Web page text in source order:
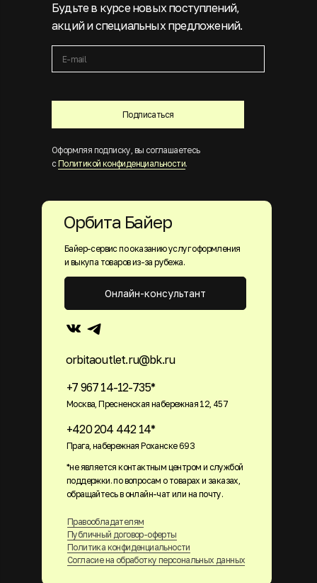
Подписаться
Будьте в курсе новых поступлений,
акций и специальных предложений.
Оформляя подписку, вы соглашаетесь
с Политикой конфиденциальности.
Байер-сервис по оказанию услуг оформления
и выкупа товаров из-за рубежа.
+7 967 14-12-735*
Москва, Пресненская набережная 12, 457
+420 204 442 14*
Прага, набережная Роханске 693
orbitaoutlet.ru@bk.ru
Правообладателям
Публичный договор-оферты
Политика конфиденциальности
Согласие на обработку персональных данных
Онлайн-консультант
Орбита Байер
*не является контактным центром и службой
поддержки. по вопросам о товарах и заказах,
обращайтесь в онлайн-чат или на почту.